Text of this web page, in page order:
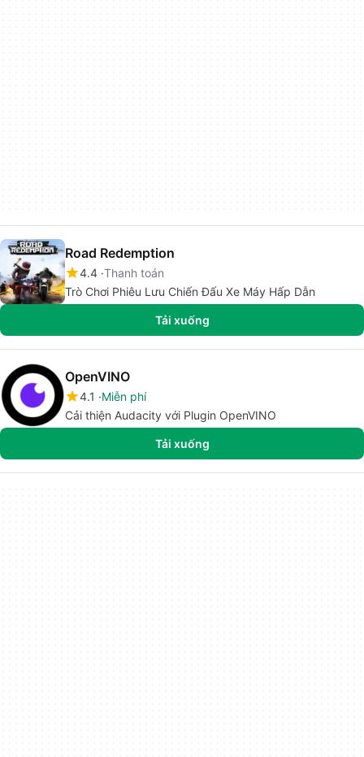
Road Redemption
4.4 Thanh toán
Trò Chơi Phiêu Lưu Chiến Đấu Xe Máy Hấp Dẫn
Tải xuống
OpenVINO
4.1
Miễn phí
Cải thiện Audacity với Plugin OpenVINO
Tải xuống